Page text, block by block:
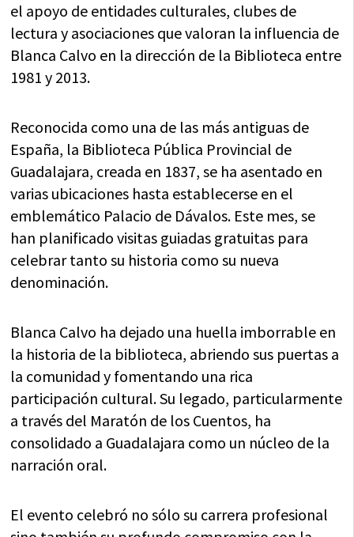
el apoyo de entidades culturales, clubes de
lectura y asociaciones que valoran la influencia de
Blanca Calvo en la dirección de la Biblioteca entre
1981 y 2013.
Reconocida como una de las más antiguas de
España, la Biblioteca Pública Provincial de
Guadalajara, creada en 1837, se ha asentado en
varias ubicaciones hasta establecerse en el
emblemático Palacio de Dávalos. Este mes, se
han planificado visitas guiadas gratuitas para
celebrar tanto su historia como su nueva
denominación.
Blanca Calvo ha dejado una huella imborrable en
la historia de la biblioteca, abriendo sus puertas a
la comunidad y fomentando una rica
participación cultural. Su legado, particularmente
a través del Maratón de los Cuentos, ha
consolidado a Guadalajara como un núcleo de la
narración oral.
El evento celebró no sólo su carrera profesional